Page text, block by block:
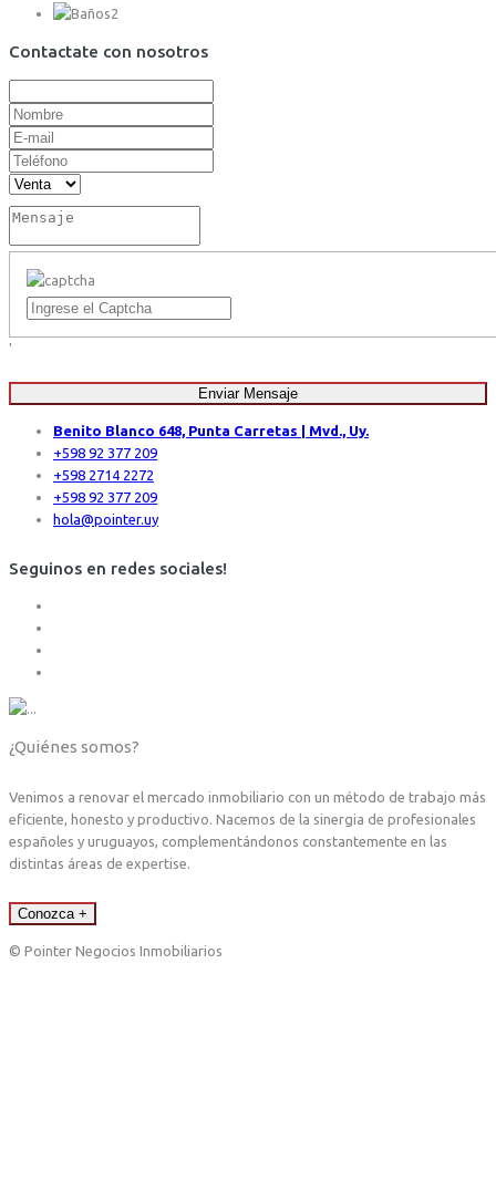
2
Contactate con nosotros
'
Enviar Mensaje
Benito Blanco 648, Punta Carretas | Mvd., Uy.
+598 92 377 209
+598 2714 2272
+598 92 377 209
hola@pointer.uy
Seguinos en redes sociales!
¿Quiénes somos?
Venimos a renovar el mercado inmobiliario con un método de trabajo más
eficiente, honesto y productivo. Nacemos de la sinergia de profesionales
españoles y uruguayos, complementándonos constantemente en las
distintas áreas de expertise.
Conozca +
© Pointer Negocios Inmobiliarios